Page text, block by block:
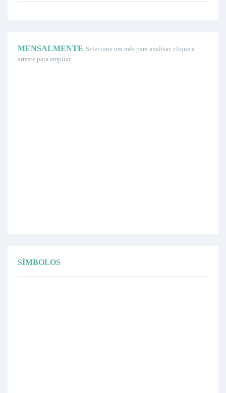
MENSALMENTE Selecione um mês para analisar, clique e
arraste para ampliar
SÍMBOLOS